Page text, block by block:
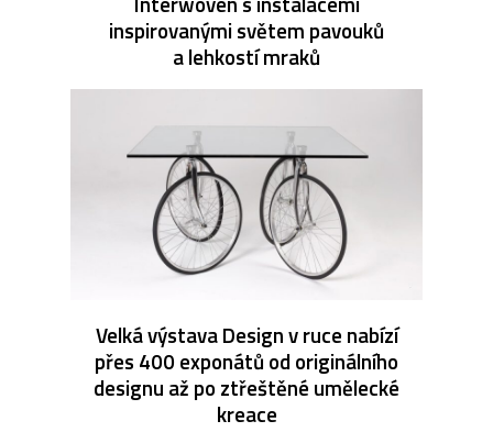
inspirovanými světem pavouků
a lehkostí mraků
Velká výstava Design v ruce nabízí
přes 400 exponátů od originálního
designu až po ztřeštěné umělecké
kreace